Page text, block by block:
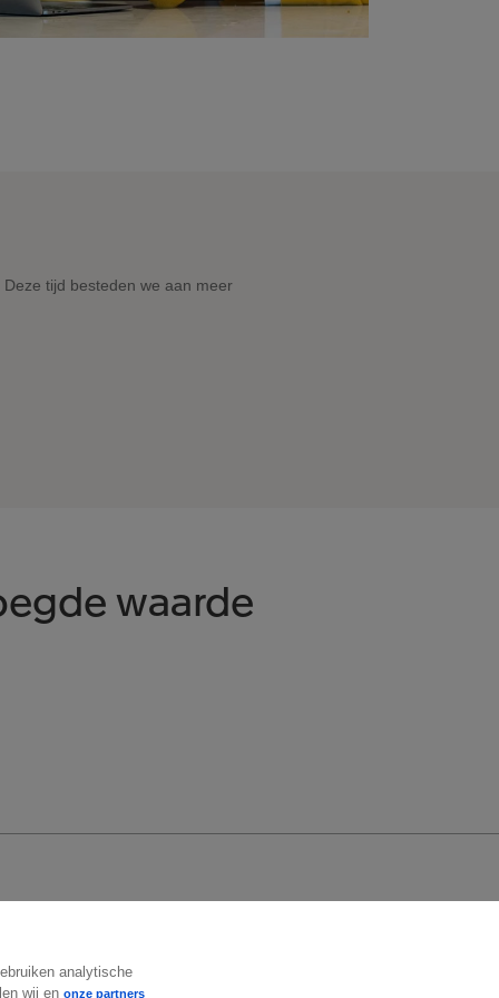
tijd besteden we aan meer
waarde
Volg ons
analytische
wij enonze partners